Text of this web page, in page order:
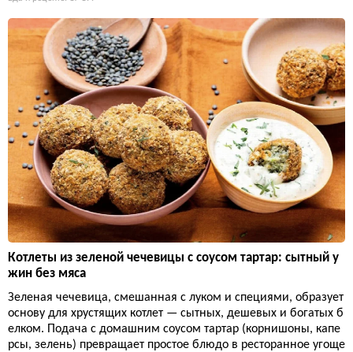
Котлеты из зеленой чечевицы с соусом тартар: сытный у
жин без мяса
Зеленая чечевица, смешанная с луком и специями, образует
основу для хрустящих котлет — сытных, дешевых и богатых б
елком. Подача с домашним соусом тартар (корнишоны, капе
рсы, зелень) превращает простое блюдо в ресторанное угоще